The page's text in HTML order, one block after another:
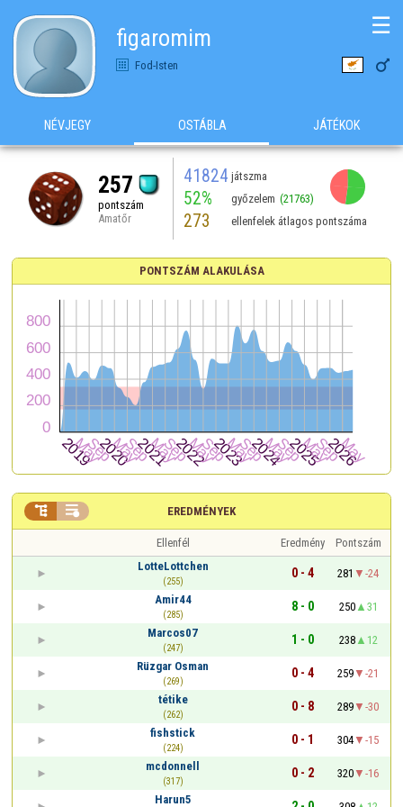
figaromim
Fod-Isten 
☰
NÉVJEGY OSTÁBLA JÁTÉKOK
257
pontszám
Amatőr
41824 játszma
52% győzelem (21763)
273 ellenfelek átlagos pontszáma
PONTSZÁM ALAKULÁSA
EREDMÉNYEK
 
Ellenfél Eredmény
Pontszám
LotteLottchen
(255)
0 - 4 281
-24
Amir44
(285)
8 - 0 250
31
Marcos07
(247)
1 - 0 238
12
Rüzgar Osman
(269)
0 - 4 259
-21
tétike
(262)
0 - 8 289
-30
fishstick
(224)
0 - 1 304
-15
mcdonnell
(317)
0 - 2 320
-16
Harun5